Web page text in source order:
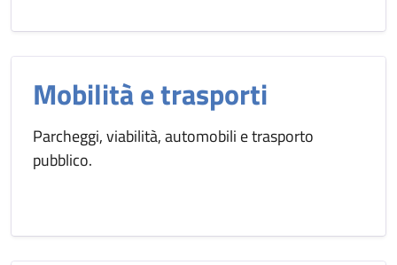
Mobilità e trasporti
Parcheggi, viabilità, automobili e trasporto
pubblico.